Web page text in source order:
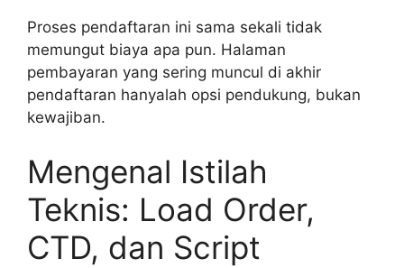
Proses pendaftaran ini sama sekali tidak
memungut biaya apa pun. Halaman
pembayaran yang sering muncul di akhir
pendaftaran hanyalah opsi pendukung, bukan
kewajiban.
Mengenal Istilah
Teknis: Load Order,
CTD, dan Script